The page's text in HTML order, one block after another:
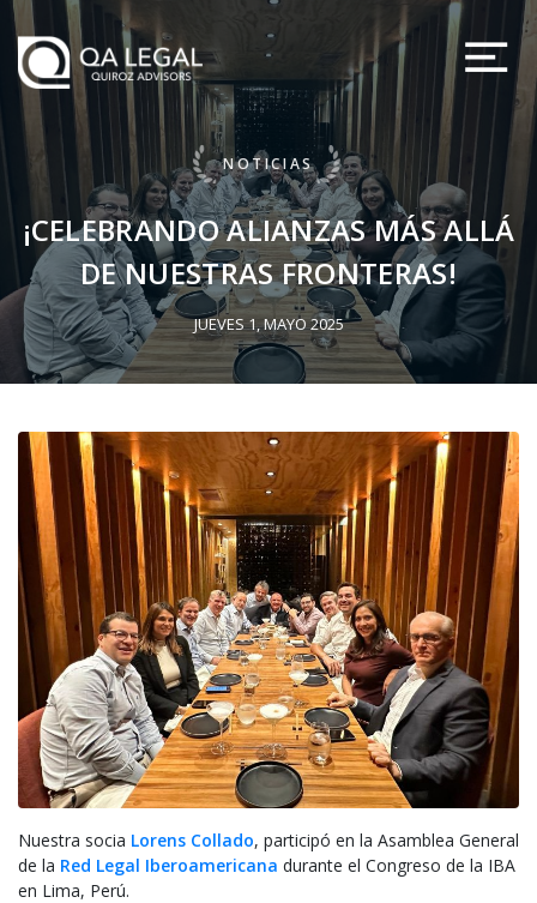
NOTICIAS
¡CELEBRANDO ALIANZAS MÁS ALLÁ
DE NUESTRAS FRONTERAS!
JUEVES 1, MAYO 2025
Nuestra socia Lorens Collado, participó en la Asamblea General
de la Red Legal Iberoamericana durante el Congreso de la IBA
en Lima, Perú.